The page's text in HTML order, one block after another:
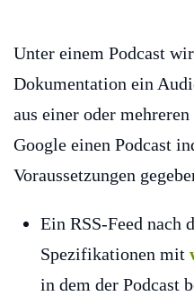
Unter einem Podcast
Dokumentation ein
aus einer oder
Google einen Podcast
Voraussetzungen
Ein RSS-Feed nach
Spezifikationen mit
in dem der Podcast